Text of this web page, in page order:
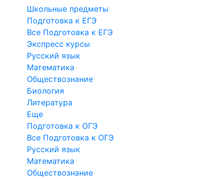
Школьные предметы
Подготовка к ЕГЭ
Все Подготовка к ЕГЭ
Экспресс курсы
Русский язык
Математика
Обществознание
Биология
Литература
Еще
Подготовка к ОГЭ
Все Подготовка к ОГЭ
Русский язык
Математика
Обществознание